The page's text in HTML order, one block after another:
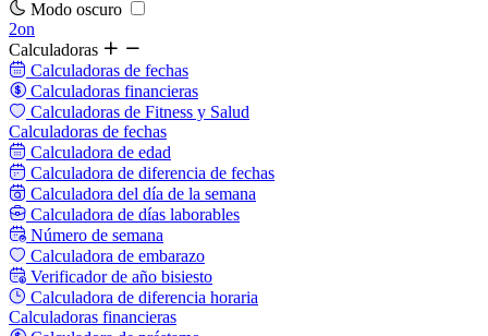
Modo oscuro
2on
Calculadoras
Calculadoras de fechas
Calculadoras financieras
Calculadoras de Fitness y Salud
Calculadoras de fechas
Calculadora de edad
Calculadora de diferencia de fechas
Calculadora del día de la semana
Calculadora de días laborables
Número de semana
Calculadora de embarazo
Verificador de año bisiesto
Calculadora de diferencia horaria
Calculadoras financieras